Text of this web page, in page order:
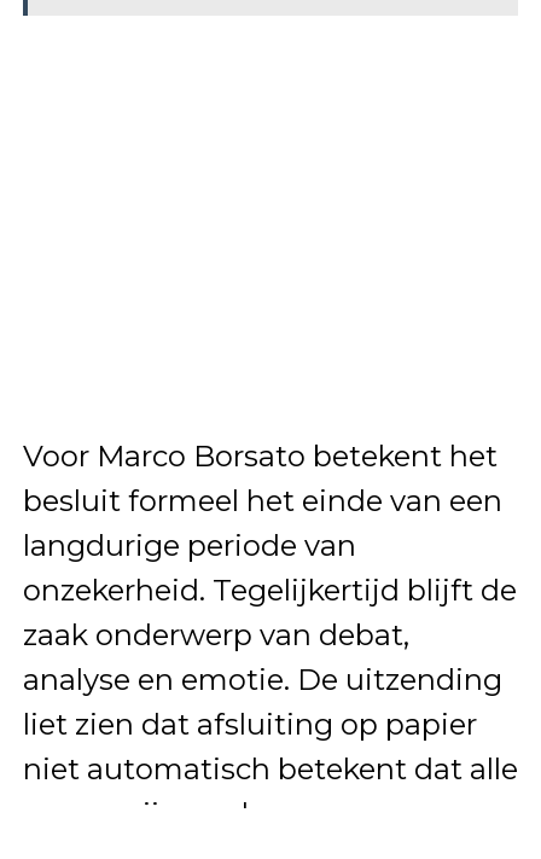
Voor Marco Borsato betekent het
besluit formeel het einde van een
langdurige periode van
onzekerheid. Tegelijkertijd blijft de
zaak onderwerp van debat,
analyse en emotie. De uitzending
liet zien dat afsluiting op papier
niet automatisch betekent dat alle
vragen zijn verdwenen.